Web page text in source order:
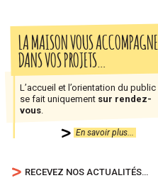
LA MAISON VOUS ACCOMPAGNE
DANS VOS PROJETS…
L’accueil et l’orientation du public
se fait uniquement sur rendez-
vous
En savoir plus...
RECEVEZ NOS ACTUALITÉS…